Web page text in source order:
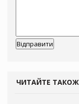
ЧИТАЙТЕ ТАКОЖ